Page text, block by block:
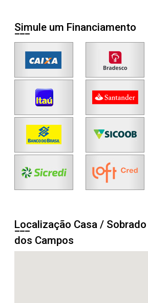
Simule um Financiamento
Localização Casa /
dos Campos